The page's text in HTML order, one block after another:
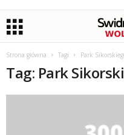
Strona główna Tagi Park
Tag: Park